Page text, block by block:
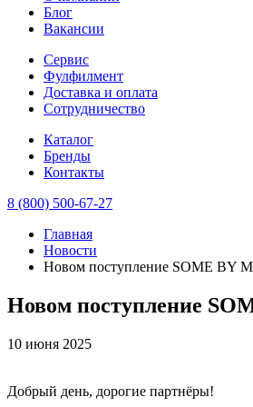
Блог
Вакансии
Сервис
Фулфилмент
Доставка и оплата
Сотрудничество
Каталог
Бренды
Контакты
8 (800) 500-67-27
Главная
Новости
Новом поступление SOME BY
Новом поступление
10 июня 2025
Добрый день, дорогие партнёры!